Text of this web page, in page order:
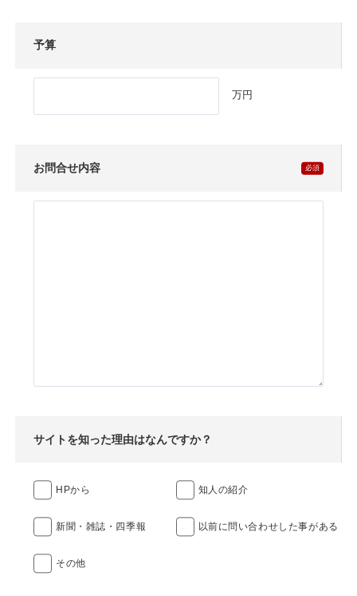
予算
万円
お問合せ内容
サイトを知った理由はなんですか？
HPから 知人の紹介
新聞・雑誌・四季報 以前に問い合わせした事がある
その他